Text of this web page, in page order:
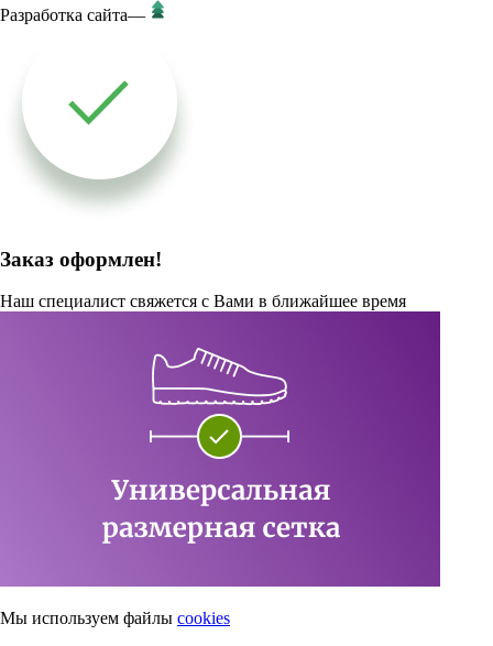
Разработка сайта—
Заказ оформлен!
Наш специалист свяжется с Вами в ближайшее время
Мы используем файлы cookies